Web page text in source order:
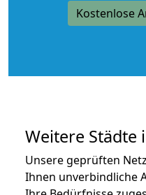
Kostenlose
Weitere Städte
Unsere geprüften
Ihnen unverbindliche